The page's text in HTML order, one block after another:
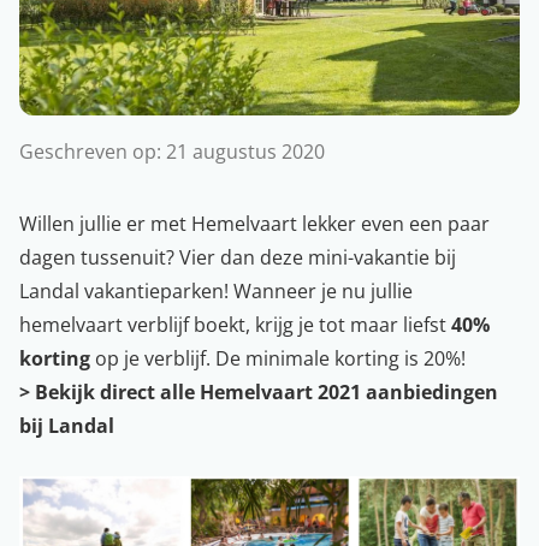
Geschreven op: 21 augustus 2020
Willen jullie er met Hemelvaart lekker even een paar
dagen tussenuit? Vier dan deze mini-vakantie bij
Landal vakantieparken! Wanneer je nu jullie
hemelvaart verblijf boekt, krijg je tot maar liefst40%
korting op je verblijf. De minimale korting is 20%!
> Bekijk direct alle Hemelvaart 2021 aanbiedingen
bij Landal